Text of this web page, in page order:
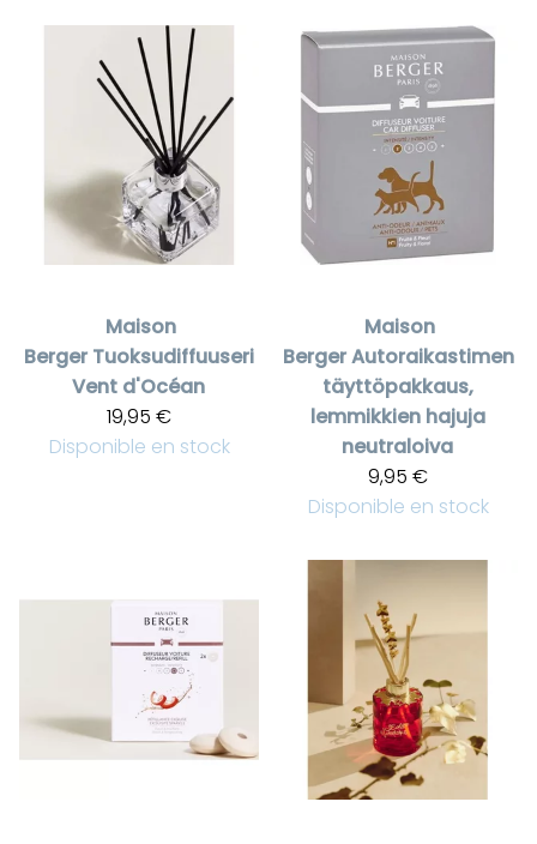
Maison
Berger Tuoksudiffuuseri
Vent d'Océan
19,95 €
Disponible en stock
Maison
BergerAutoraikastimen
täyttöpakkaus,
lemmikkien hajuja
neutraloiva
9,95 €
Disponible en stock